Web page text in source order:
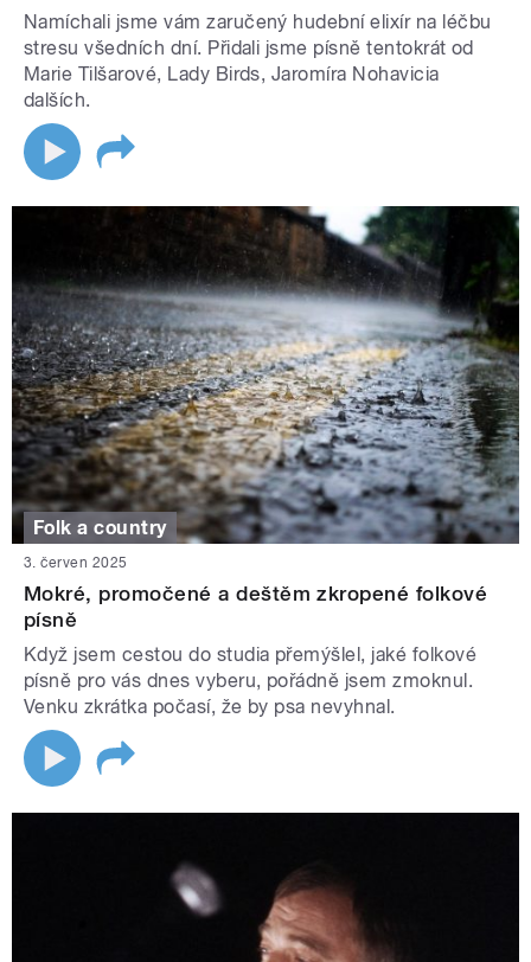
Namíchali jsme vám zaručený hudební elixír na léčbu
stresu všedních dní. Přidali jsme písně tentokrát od
Marie Tilšarové, Lady Birds, Jaromíra Nohavicia
dalších.
Folk a country
3. červen 2025
Mokré, promočené a deštěm zkropené folkové
písně
Když jsem cestou do studia přemýšlel, jaké folkové
písně pro vás dnes vyberu, pořádně jsem zmoknul.
Venku zkrátka počasí, že by psa nevyhnal.